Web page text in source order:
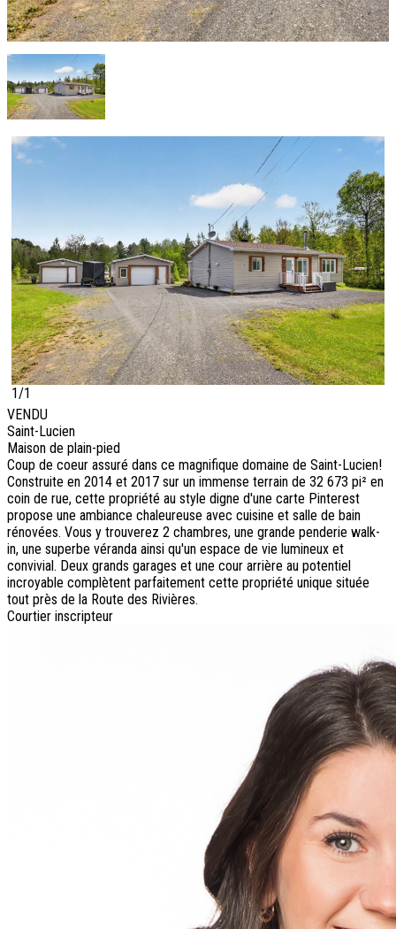
1/1
VENDU
Saint-Lucien
Maison de plain-pied
Coup de coeur assuré dans ce magnifique domaine de Saint-Lucien!
Construite en 2014 et 2017 sur un immense terrain de 32 673 pi² en
coin de rue, cette propriété au style digne d'une carte Pinterest
propose une ambiance chaleureuse avec cuisine et salle de bain
rénovées. Vous y trouverez 2 chambres, une grande penderie walk-
in, une superbe véranda ainsi qu'un espace de vie lumineux et
convivial. Deux grands garages et une cour arrière au potentiel
incroyable complètent parfaitement cette propriété unique située
tout près de la Route des Rivières.
Courtier inscripteur